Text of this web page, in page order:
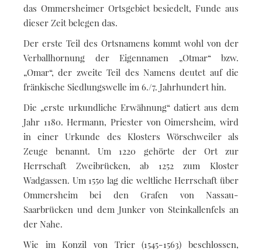
das Ommersheimer Ortsgebiet besiedelt, Funde aus
dieser Zeit belegen das.
Der erste Teil des Ortsnamens kommt wohl von der
Verballhornung der Eigennamen „Otmar“ bzw.
„Omar“, der zweite Teil des Namens deutet auf die
fränkische Siedlungswelle im 6./7. Jahrhundert hin.
Die „erste urkundliche Erwähnung“ datiert aus dem
Jahr 1180. Hermann, Priester von Oimersheim, wird
in einer Urkunde des Klosters Wörschweiler als
Zeuge benannt. Um 1220 gehörte der Ort zur
Herrschaft Zweibrücken, ab 1252 zum Kloster
Wadgassen. Um 1550 lag die weltliche Herrschaft über
Ommersheim bei den Grafen von Nassau-
Saarbrücken und dem Junker von Steinkallenfels an
der Nahe.
Wie im Konzil von Trier (1545-1563) beschlossen,